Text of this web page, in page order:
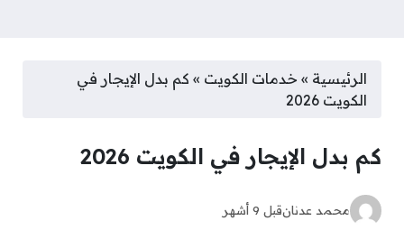
الرئيسية » خدمات الكويت » كم بدل الإيجار في
الكويت 2026
كم بدل الإيجار في الكويت 2026
محمد عدنانقبل 9 أشهر